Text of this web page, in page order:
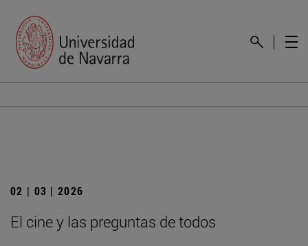
02 | 03 | 2026
El cine y las preguntas de todos